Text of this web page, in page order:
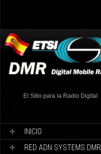
El Sitio para la Radio Digital
INICIO
RED ADN SYSTEMS DMR